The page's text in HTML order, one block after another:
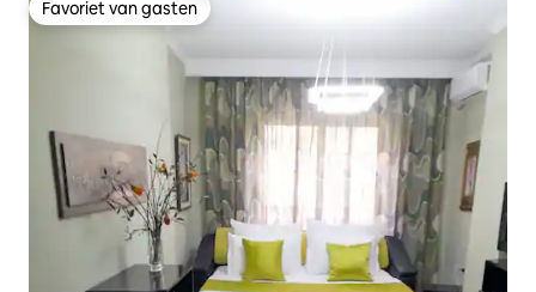
Favoriet van gasten
Favoriet van gasten